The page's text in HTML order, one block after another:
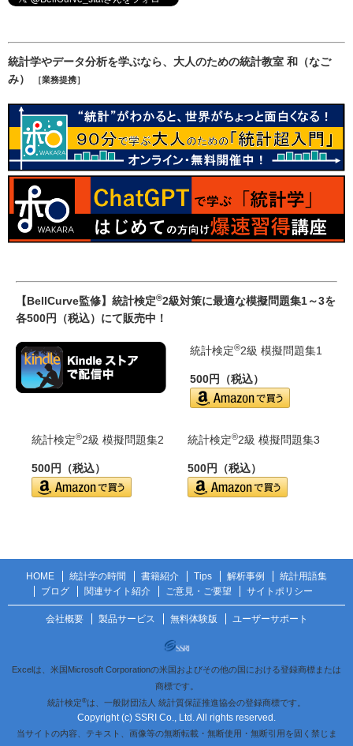
統計学やデータ分析を学ぶなら、大人のための統計教室 和（なご
み）
［業務提携］
【BellCurve監修】統計検定®2級対策に最適な模擬問題集1～3を
各500円（税込）にて販売中！
統計検定®2級 模擬問題集1
500円（税込）
統計検定®2級 模擬問題集2
500円（税込）
統計検定®2級 模擬問題集3
500円（税込）
HOME 統計学の時間 書籍紹介 Tips 解析事例
統計用語集
ブログ
関連サイト紹介 ご意見・ご要望 サイトポリシー
会社概要 製品サービス 無料体験版 ユーザーサポート
Excelは、米国Microsoft Corporationの米国およびその他の国における登録商標または
商標です。
統計検定®は、一般財団法人 統計質保証推進協会の登録商標です。
Copyright (c) SSRI Co., Ltd. All rights reserved.
当サイトの内容、テキスト、画像等の無断転載・無断使用・無断引用を固く禁じま